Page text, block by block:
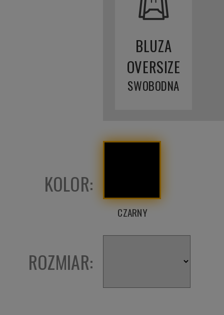
BLUZA
OVERSIZE
SWOBODNA
KOLOR:
CZARNY
ROZMIAR: